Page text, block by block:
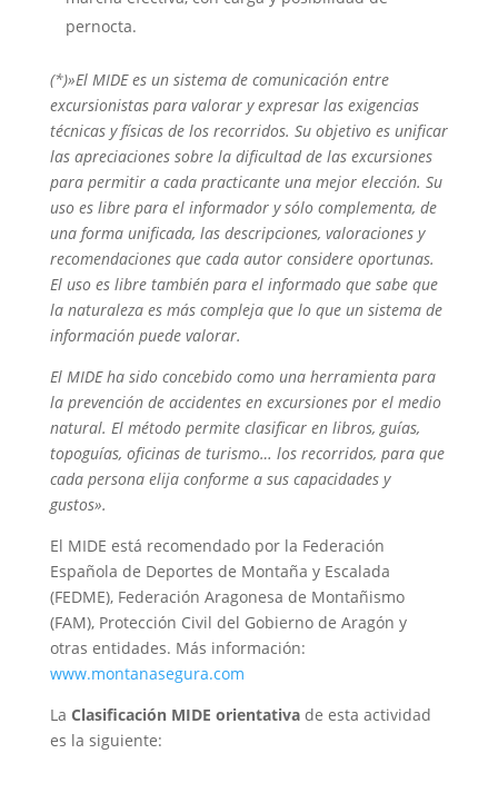
pernocta.
(*)»El MIDE es un sistema de comunicación entre
excursionistas para valorar y expresar las exigencias
técnicas y físicas de los recorridos. Su objetivo es unificar
las apreciaciones sobre la dificultad de las excursiones
para permitir a cada practicante una mejor elección. Su
uso es libre para el informador y sólo complementa, de
una forma unificada, las descripciones, valoraciones y
recomendaciones que cada autor considere oportunas.
El uso es libre también para el informado que sabe que
la naturaleza es más compleja que lo que un sistema de
información puede valorar.
El MIDE ha sido concebido como una herramienta para
la prevención de accidentes en excursiones por el medio
natural. El método permite clasificar en libros, guías,
topoguías, oficinas de turismo… los recorridos, para que
cada persona elija conforme a sus capacidades y
gustos».
El MIDE está recomendado por la Federación
Española de Deportes de Montaña y Escalada
(FEDME), Federación Aragonesa de Montañismo
(FAM), Protección Civil del Gobierno de Aragón y
otras entidades. Más información:
www.montanasegura.com
La Clasificación MIDE orientativade esta actividad
es la siguiente: